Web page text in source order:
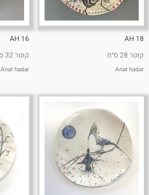
AH 18
קוטר 28 ס״מ
Anat hadar
AH 16
קוטר 32 ס״מ
Anat hadar